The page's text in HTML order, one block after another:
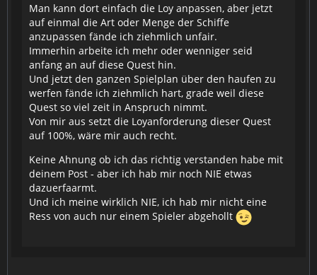
Man kann dort einfach die Loy anpassen, aber jetzt
auf einmal die Art oder Menge der Schiffe
anzupassen fände ich ziehmlich unfair.
Immerhin arbeite ich mehr oder wenniger seid
anfang an auf diese Quest hin.
Und jetzt den ganzen Spielplan über den haufen zu
werfen fände ich ziehmlich hart, grade weil diese
Quest so viel zeit in Anspruch nimmt.
Von mir aus setzt die Loyanforderung dieser Quest
auf 100%, wäre mir auch recht.
Keine Ahnung ob ich das richtig verstanden habe mit
deinem Post - aber ich hab mir noch NIE etwas
dazuerfaarmt.
Und ich meine wirklich NIE, ich hab mir nicht eine
Ress von auch nur einem Spieler abgehollt